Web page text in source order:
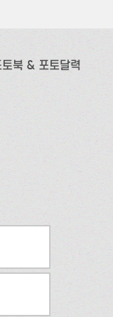
북 & 포토달력